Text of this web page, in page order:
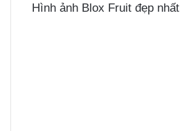
Hình ảnh Blox Fruit đẹp nhất